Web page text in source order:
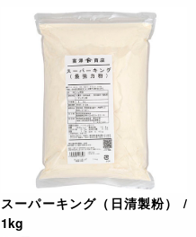
スーパーキング（日清製粉） /
1kg